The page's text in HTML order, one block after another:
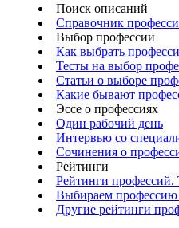
Поиск описаний
Справочник
Выбор профессии
Как выбрать
Тесты на выбор
Статьи о выборе
Какие бывают
Эссе о профессиях
Один рабочий день
Интервью со
Сочинения о
Рейтинги
Рейтинги профессий.
Выбираем профессию
Другие рейтинги